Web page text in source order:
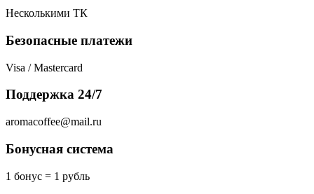
Несколькими ТК
Безопасные платежи
Visa / Mastercard
Поддержка 24/7
aromacoffee@mail.ru
Бонусная система
1 бонус = 1 рубль